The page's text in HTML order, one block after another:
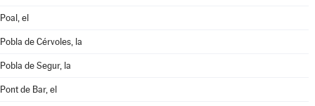
Poal, el
Pobla de Cérvoles, la
Pobla de Segur, la
Pont de Bar, el